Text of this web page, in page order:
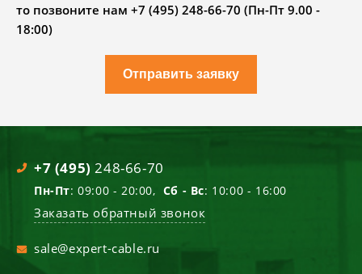
то позвоните нам +7 (495) 248-66-70 (Пн-Пт 9.00 -
18:00)
Отправить заявку
+7 (495) 248-66-70
Пн-Пт: 09:00 - 20:00, Сб - Вс: 10:00 - 16:00
Заказать обратный звонок
sale@expert-cable.ru